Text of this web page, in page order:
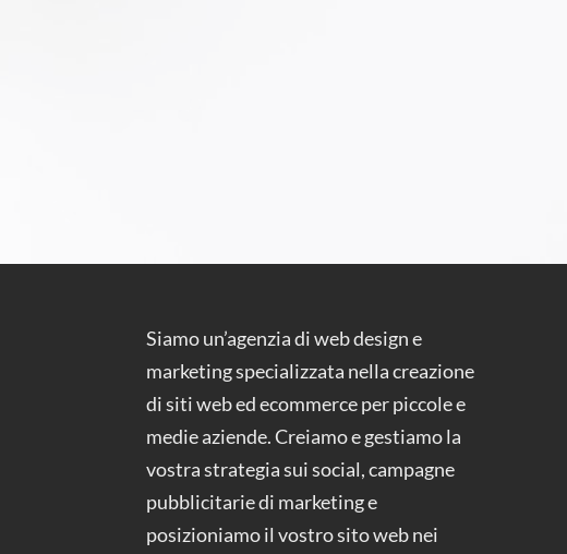
Siamo un’agenzia di web design e
marketing specializzata nella creazione
di siti web ed ecommerce per piccole e
medie aziende. Creiamo e gestiamo la
vostra strategia sui social, campagne
pubblicitarie di marketing e
posizioniamo il vostro sito web nei